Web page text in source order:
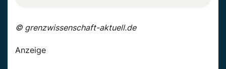
© grenzwissenschaft-aktuell.de
Anzeige